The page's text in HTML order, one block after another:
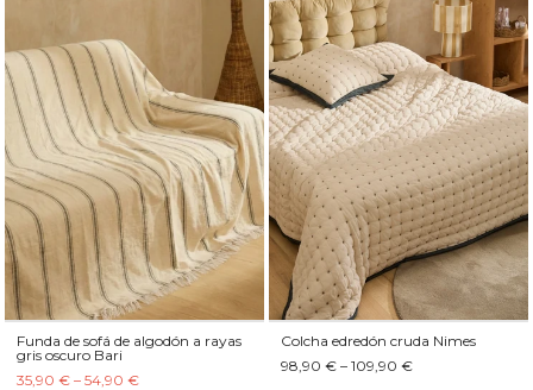
Funda de sofá de algodón a rayas
gris oscuro Bari
35,90 € – 54,90 €
Colcha edredón cruda Nimes
98,90 € – 109,90 €